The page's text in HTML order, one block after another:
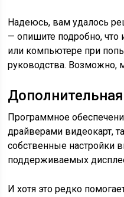
Надеюсь, вам удалось
— опишите подробно, что
или компьютере при
руководства. Возможно,
Программное
драйверами видеокарт,
собственные настройки
поддерживаемых
И хотя это редко